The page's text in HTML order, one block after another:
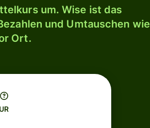
um. Wise ist das
und Umtauschen wie
Ort.